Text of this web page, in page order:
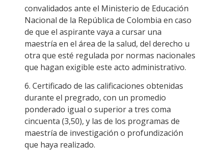
convalidados ante el Ministerio de Educación
Nacional de la República de Colombia en caso
de que el aspirante vaya a cursar una
maestría en el área de la salud, del derecho u
otra que esté regulada por normas nacionales
que hagan exigible este acto administrativo.
6. Certificado de las calificaciones obtenidas
durante el pregrado, con un promedio
ponderado igual o superior a tres coma
cincuenta (3,50), y las de los programas de
maestría de investigación o profundización
que haya realizado.